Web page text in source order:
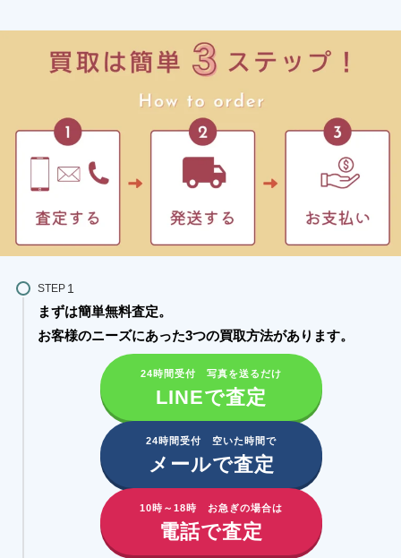
STEP
まずは簡単無料査定。
お客様のニーズにあった3つの買取方法があります。​
24時間受付 写真を送るだけ
LINEで査定
24時間受付 空いた時間で
メールで査定
10時～18時 お急ぎの場合は
電話で査定